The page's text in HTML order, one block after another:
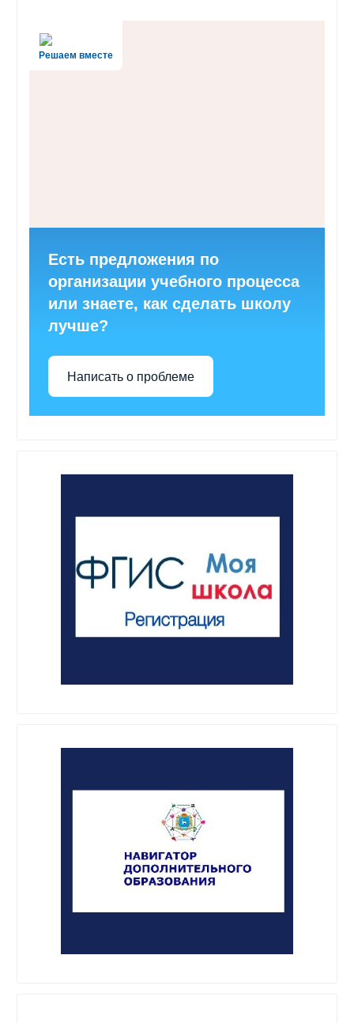
Решаем вместе
Есть предложения по
организации учебного процесса
или знаете, как сделать школу
лучше?
Написать о проблеме